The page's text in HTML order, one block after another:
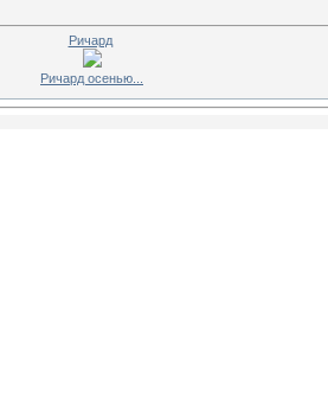
Ричард
Ричард осенью...